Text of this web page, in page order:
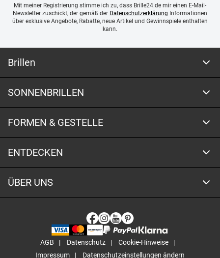
Mit meiner Registrierung stimme ich zu, dass Brille24.de mir einen E-Mail-
Newsletter zuschickt, der gemäß der Datenschutzerklärung Informationen
über exklusive Angebote, Rabatte, neue Artikel und Gewinnspiele enthalten
kann.
Brillen
SONNENBRILLEN
FORMEN & GESTELLE
ENTDECKEN
ÜBER UNS
AGB Datenschutz
Cookie-Hinweise
Impressum
Datenschutzeinstellungen ändern